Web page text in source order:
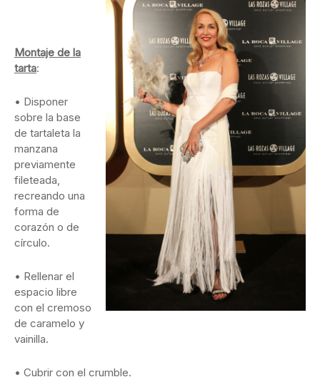
Montaje de la
tarta:
• Disponer
sobre la base
de tartaleta la
manzana
previamente
fileteada,
recreando una
forma de
corazón o de
círculo.
• Rellenar el
espacio libre
con el cremoso
de caramelo y
vainilla.
• Cubrir con el crumble.